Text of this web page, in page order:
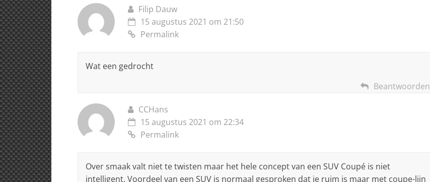
Filip Dauw
15 augustus 2021 om 21:50
Permalink
Wat een gedrocht
Beantwoorden
CCHans
15 augustus 2021 om 22:34
Permalink
Over smaak valt niet te twisten maar het hele concept van een SUV Coupé is niet
intelligent. Voordeel van een SUV is normaal gesproken dat ie ruim is maar met coupe-lijn